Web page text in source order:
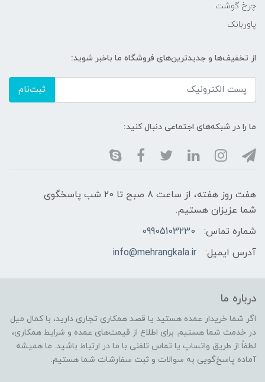
چرخ گوشت
پاوربانک
از تخفیف‌ها و جدیدترین‌های فروشگاه ما باخبر شوید:
ثبت‌نام
ما را در شبکه‌های اجتماعی دنبال کنید:
هفت روز هفته، از ساعت 8 صبح تا 20 شب پاسخگوی
شما عزیزان هستیم.
شماره تماس:
09905103230
آدرس ایمیل:
info@mehrangkala.ir
درباره ما
اگر شما خریدار عمده هستید یا قصد همکاری تجاری دارید، با کمال میل
در خدمت شما هستیم. برای اطلاع از قیمت‌های عمده و شرایط همکاری،
لطفاً از طریق واتساپ یا تماس تلفنی با ما در ارتباط باشید. ما همیشه
آماده پاسخ‌گویی به سوالات و ثبت سفارشات شما هستیم.